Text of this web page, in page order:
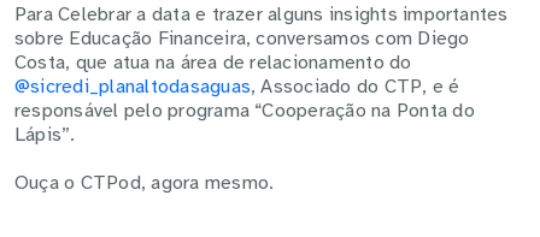
Para Celebrar a data e trazer alguns insights importantes
sobre Educação Financeira, conversamos com Diego
Costa, que atua na área de relacionamento do
@sicredi_planaltodasaguas, Associado do CTP, e é
responsável pelo programa “Cooperação na Ponta do
Lápis”.
Ouça o CTPod, agora mesmo.